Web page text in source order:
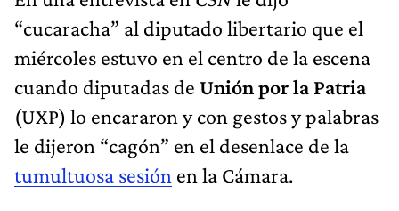
“cucaracha” al diputado libertario que el
miércoles estuvo en el centro de la escena
cuando diputadas de Unión por la Patria
(UXP) lo encararon y con gestos y palabras
le dijeron “cagón” en el desenlace de la
tumultuosa sesión en la Cámara.